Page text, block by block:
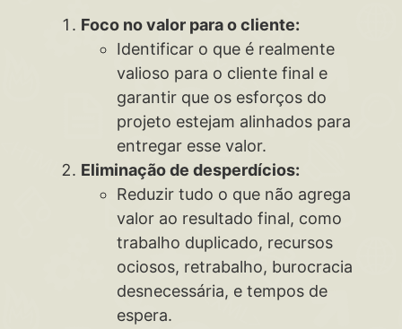
Foco no valor para o cliente:
Identificar o que é realmente
valioso para o cliente final e
garantir que os esforços do
projeto estejam alinhados para
entregar esse valor.
Eliminação de desperdícios:
Reduzir tudo o que não agrega
valor ao resultado final, como
trabalho duplicado, recursos
ociosos, retrabalho, burocracia
desnecessária, e tempos de
espera.